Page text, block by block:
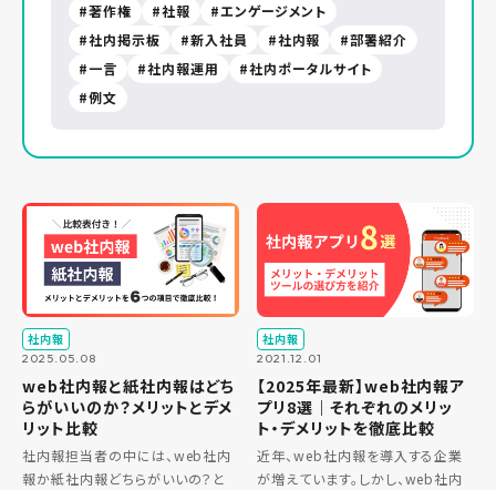
著作権
社報
エンゲージメント
社内掲示板
新入社員 社内報
部署紹介
一言
社内報運用
社内ポータルサイト
例文
社内報
2025.05.08
web社内報と紙社内報はどち
らがいいのか？メリットとデメ
リット比較
社内報担当者の中には、web社内
報か紙社内報どちらがいいの？と
社内報
2021.12.01
【2025年最新】web社内報ア
プリ8選｜それぞれのメリッ
ト・デメリットを徹底比較
近年、web社内報を導入する企業
が増えています。しかし、web社内